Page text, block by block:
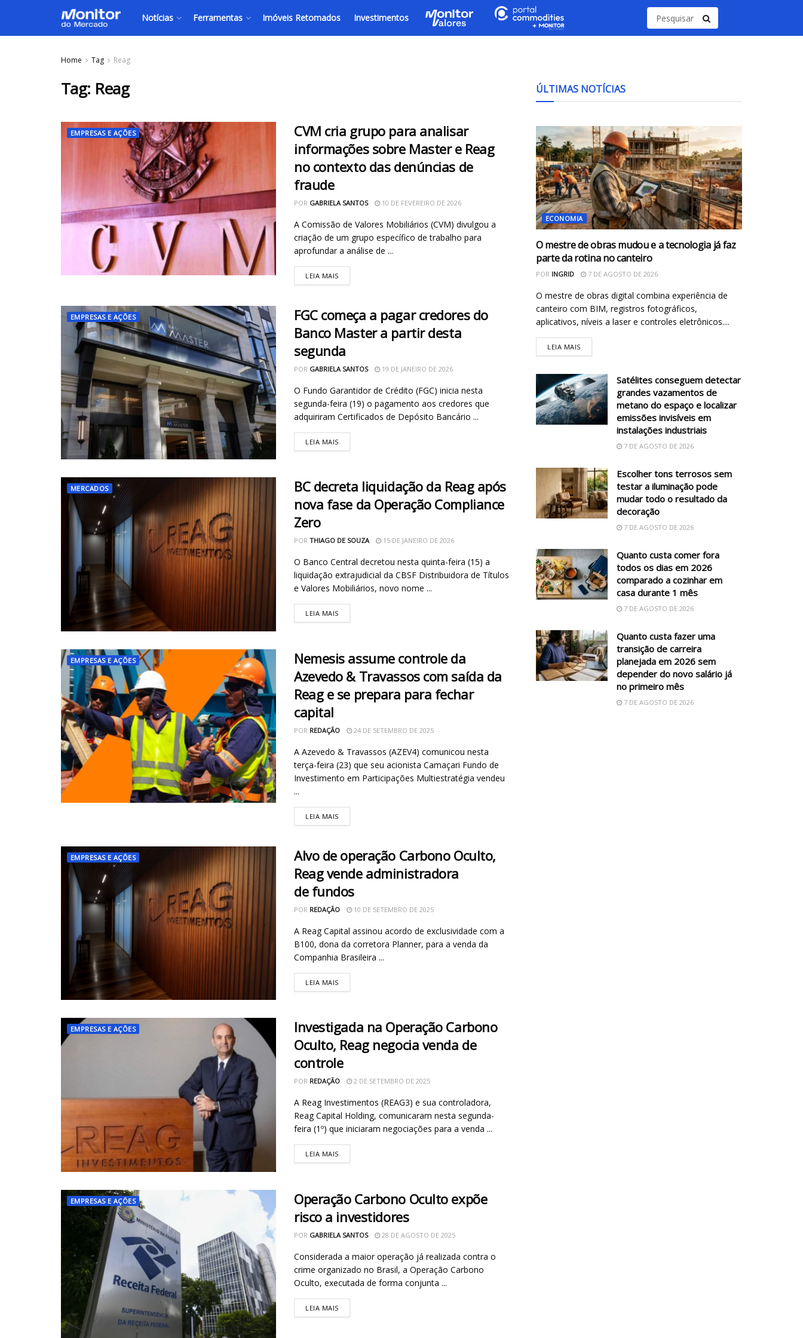
Notícias Ferramentas Imóveis Retomados Investimentos
Home Tag Reag
Tag: Reag
EMPRESAS E AÇÕES
CVM cria grupo para analisar
informações sobre Master e Reag
no contexto das denúncias de
fraude
POR GABRIELA SANTOS 10 DE FEVEREIRO DE 2026
A Comissão de Valores Mobiliários (CVM) divulgou a
criação de um grupo específico de trabalho para
aprofundar a análise de ...
LEIA MAIS
EMPRESAS E AÇÕES
FGC começa a pagar credores do
Banco Master a partir desta
segunda
POR GABRIELA SANTOS 19 DE JANEIRO DE 2026
O Fundo Garantidor de Crédito (FGC) inicia nesta
segunda-feira (19) o pagamento aos credores que
adquiriram Certificados de Depósito Bancário ...
LEIA MAIS
MERCADOS
BC decreta liquidação da Reag após
nova fase da Operação Compliance
Zero
POR THIAGO DE SOUZA 15 DE JANEIRO DE 2026
O Banco Central decretou nesta quinta-feira (15) a
liquidação extrajudicial da CBSF Distribuidora de Títulos
e Valores Mobiliários, novo nome ...
LEIA MAIS
EMPRESAS E AÇÕES
Nemesis assume controle da
Azevedo & Travassos com saída da
Reag e se prepara para fechar
capital
POR REDAÇÃO 24 DE SETEMBRO DE 2025
A Azevedo & Travassos (AZEV4) comunicou nesta
terça-feira (23) que seu acionista Camaçari Fundo de
Investimento em Participações Multiestratégia vendeu
...
LEIA MAIS
EMPRESAS E AÇÕES
Alvo de operação Carbono Oculto,
Reag vende administradora
de fundos
POR REDAÇÃO 10 DE SETEMBRO DE 2025
A Reag Capital assinou acordo de exclusividade com a
B100, dona da corretora Planner, para a venda da
Companhia Brasileira ...
LEIA MAIS
EMPRESAS E AÇÕES
Investigada na Operação Carbono
Oculto, Reag negocia venda de
controle
POR REDAÇÃO 2 DE SETEMBRO DE 2025
A Reag Investimentos (REAG3) e sua controladora,
Reag Capital Holding, comunicaram nesta segunda-
feira (1º) que iniciaram negociações para a venda ...
LEIA MAIS
EMPRESAS E AÇÕES
Operação Carbono Oculto expõe
risco a investidores
POR GABRIELA SANTOS 28 DE AGOSTO DE 2025
Considerada a maior operação já realizada contra o
crime organizado no Brasil, a Operação Carbono
Oculto, executada de forma conjunta ...
LEIA MAIS
ÚLTIMAS NOTÍCIAS
ECONOMIA
O mestre de obras mudou e a tecnologia já faz
parte da rotina no canteiro
POR INGRID 7 DE AGOSTO DE 2026
O mestre de obras digital combina experiência de
canteiro com BIM, registros fotográficos,
aplicativos, níveis a laser e controles eletrônicos....
LEIA MAIS
Satélites conseguem detectar
grandes vazamentos de
metano do espaço e localizar
emissões invisíveis em
instalações industriais
7 DE AGOSTO DE 2026
Escolher tons terrosos sem
testar a iluminação pode
mudar todo o resultado da
decoração
7 DE AGOSTO DE 2026
Quanto custa comer fora
todos os dias em 2026
comparado a cozinhar em
casa durante 1 mês
7 DE AGOSTO DE 2026
Quanto custa fazer uma
transição de carreira
planejada em 2026 sem
depender do novo salário já
no primeiro mês
7 DE AGOSTO DE 2026